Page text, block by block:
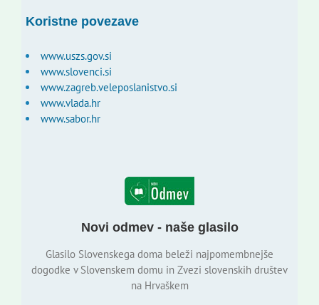
Koristne povezave
www.uszs.gov.si
www.slovenci.si
www.zagreb.veleposlanistvo.si
www.vlada.hr
www.sabor.hr
Novi odmev - naše glasilo
Glasilo Slovenskega doma beleži najpomembnejše
dogodke v Slovenskem domu in Zvezi slovenskih društev
na Hrvaškem